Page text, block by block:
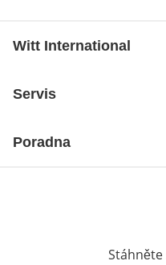
Witt International
Servis
Poradna
Stáhněte